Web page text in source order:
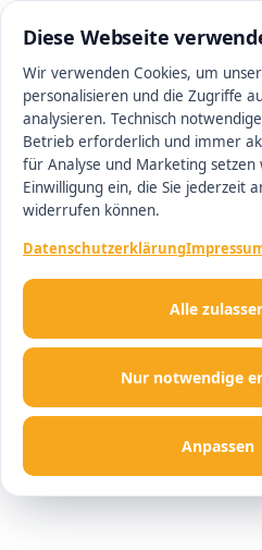
0511 13221100
Diese Webseite
Wir verwenden Cookies, um
personalisieren und die Zugriffe
analysieren. Technisch
Betrieb erforderlich und immer
für Analyse und Marketing
Einwilligung ein, die Sie jederzeit
widerrufen können.
Datenschutzerklärung
Nur notwendige
Anpassen
Alle